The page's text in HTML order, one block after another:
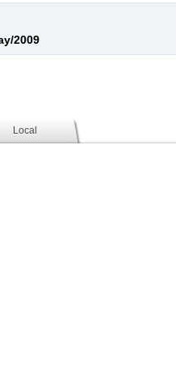
2009
Local